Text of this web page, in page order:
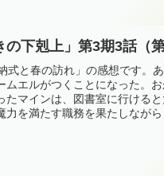
の下剋上」第3期3話（
式と春の訪れ」の感想です。
ムエルがつくことになった。
たマインは、図書室に行ける
力を満たす職務を果たしなが